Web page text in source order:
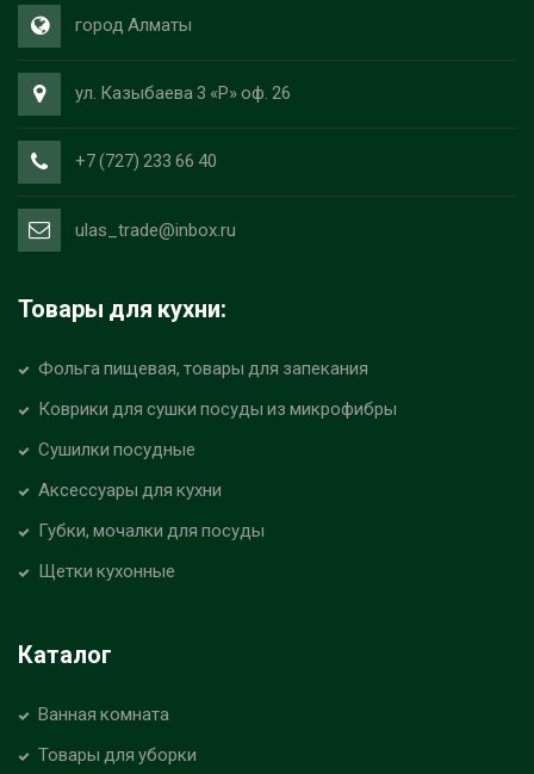
город Алматы
ул. Казыбаева 3 «Р» оф. 26
+7 (727) 233 66 40
ulas_trade@inbox.ru
Товары для кухни:
Фольга пищевая, товары для запекания
Коврики для сушки посуды из микрофибры
Сушилки посудные
Аксессуары для кухни
Губки, мочалки для посуды
Щетки кухонные
Каталог
Ванная комната
Товары для уборки